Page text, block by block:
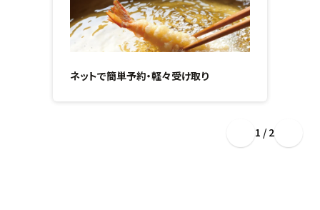
ネットで簡単予約・軽々受け取り
1 / 2